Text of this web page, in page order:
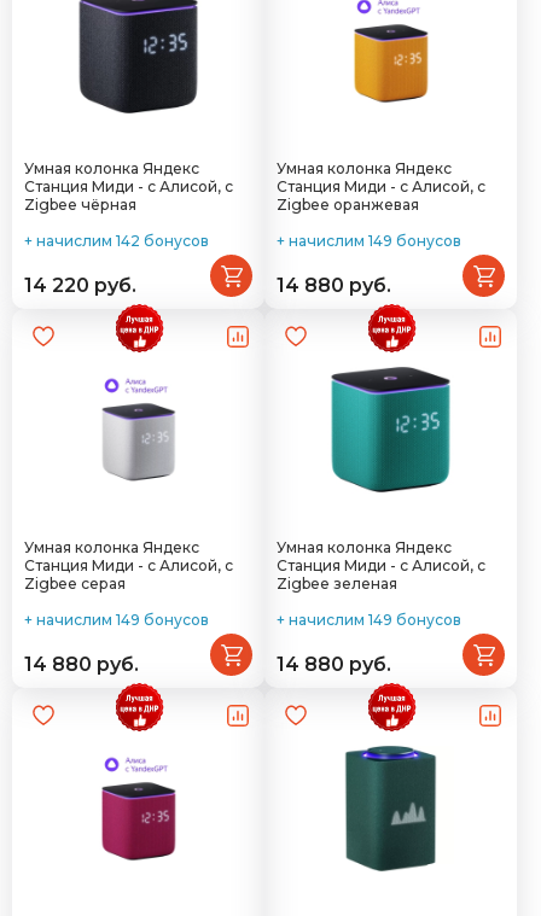
Умная колонка Яндекс
Станция Миди - с Алисой, с
Zigbee чёрная
+ начислим 142 бонусов
14 220 руб.
Умная колонка Яндекс
Станция Миди - с Алисой, с
Zigbee оранжевая
+ начислим 149 бонусов
14 880 руб.
Умная колонка Яндекс
Станция Миди - с Алисой, с
Zigbee серая
+ начислим 149 бонусов
14 880 руб.
Умная колонка Яндекс
Станция Миди - с Алисой, с
Zigbee зеленая
+ начислим 149 бонусов
14 880 руб.